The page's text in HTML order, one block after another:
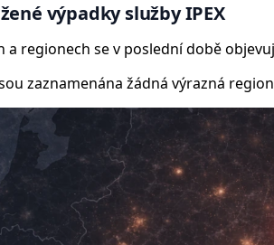
výpadky služby IPEX
a regionech se v poslední době
zaznamenána žádná výrazná